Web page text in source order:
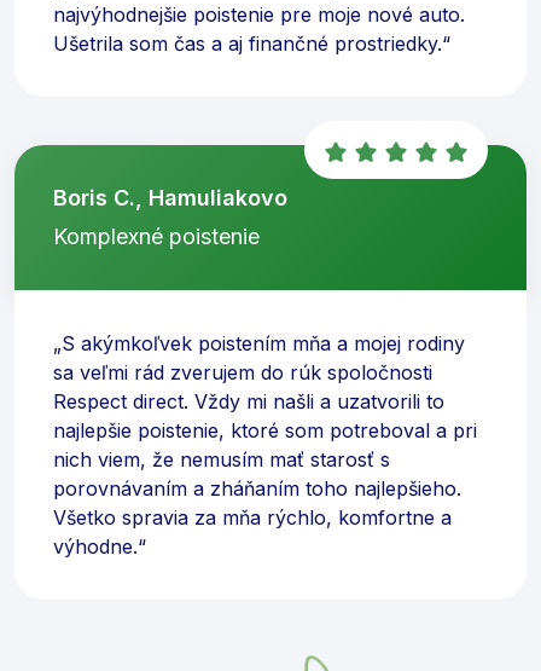
najvýhodnejšie poistenie pre moje nové auto.
Ušetrila som čas a aj finančné prostriedky.“
Boris C., Hamuliakovo
Komplexné poistenie
„S akýmkoľvek poistením mňa a mojej rodiny
sa veľmi rád zverujem do rúk spoločnosti
Respect direct. Vždy mi našli a uzatvorili to
najlepšie poistenie, ktoré som potreboval a pri
nich viem, že nemusím mať starosť s
porovnávaním a zháňaním toho najlepšieho.
Všetko spravia za mňa rýchlo, komfortne a
výhodne.“